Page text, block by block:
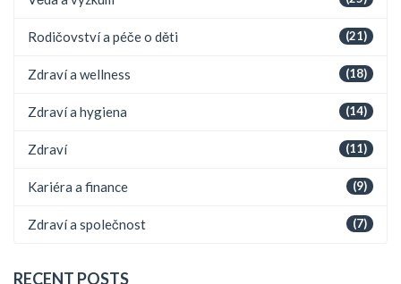
(21)
Rodičovství a péče o děti
(18)
Zdraví a wellness
(14)
Zdraví a hygiena
(11)
Zdraví
(9)
Kariéra a finance
(7)
Zdraví a společnost
RECENT POSTS